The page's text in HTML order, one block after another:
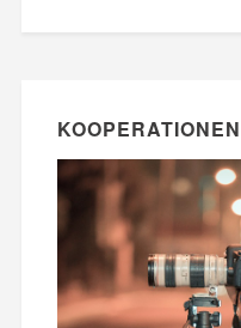
KOOPERATIONEN